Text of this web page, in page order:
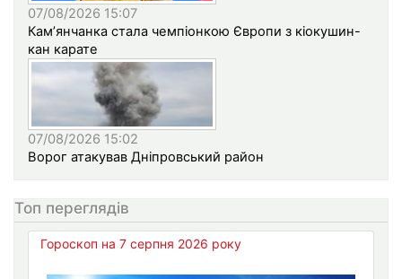
07/08/2026 15:07
Кам’янчанка стала чемпіонкою Європи з кіокушин-
кан карате
07/08/2026 15:02
Ворог атакував Дніпровський район
Топ переглядів
Гороскоп на 7 серпня 2026 року